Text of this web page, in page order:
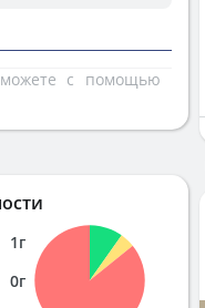
с помощью
1г
0г